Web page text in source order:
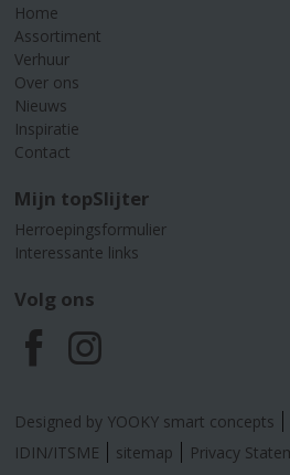
Home
Assortiment
Verhuur
Over ons
Nieuws
Inspiratie
Contact
Mijn topSlijter
Herroepingsformulier
Interessante links
Volg ons
F
a
c
I
n
s
Designed by YOOKY smart concepts
IDIN/ITSME
sitemap Privacy